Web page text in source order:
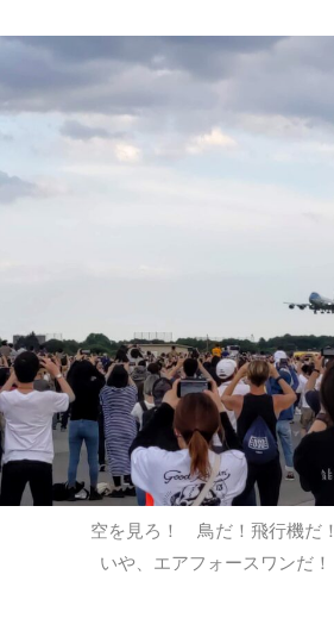
空を見ろ！ 鳥だ！飛行機だ！
いや、エアフォースワンだ！